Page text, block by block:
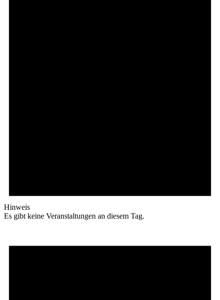
Hinweis
Es gibt keine Veranstaltungen an diesem Tag.